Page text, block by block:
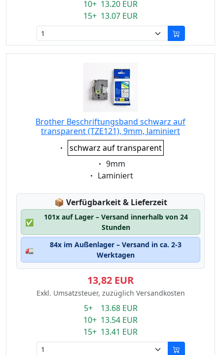
10+ 13.20 EUR
15+ 13.07 EUR
Brother Beschriftungsband schwarz auf
transparent (TZE121), 9mm, laminiert
Eigenschaft:
schwarz auf transparent
Eigenschaft:
9mm
Eigenschaft:
Laminiert
📦 Lagerstatus:
Verfügbarkeit & Lieferzeit
✅
101x auf Lager – Versand innerhalb von 24
Stunden
🚛
84x im Außenlager – Versand in ca. 2-3
Werktagen
13,82 EUR
Exkl. Umsatzsteuer, zuzüglich Versandkosten
5+ 13.68 EUR
10+ 13.54 EUR
15+ 13.41 EUR